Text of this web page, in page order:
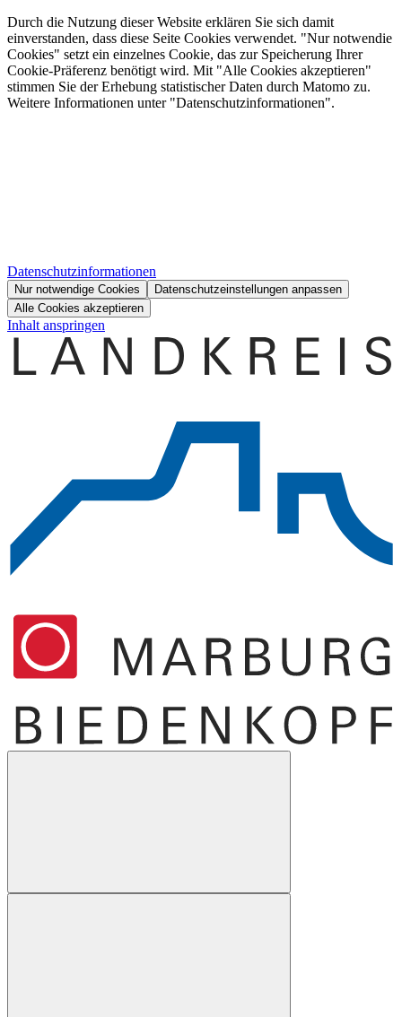
Durch die Nutzung dieser Website erklären Sie sich damit
einverstanden, dass diese Seite Cookies verwendet. "Nur notwendie
Cookies" setzt ein einzelnes Cookie, das zur Speicherung Ihrer
Cookie-Präferenz benötigt wird. Mit "Alle Cookies akzeptieren"
stimmen Sie der Erhebung statistischer Daten durch Matomo zu.
Weitere Informationen unter "Datenschutzinformationen".
Datenschutzinformationen
Nur notwendige Cookies
Datenschutzeinstellungen anpassen
Alle Cookies akzeptieren
Inhalt anspringen